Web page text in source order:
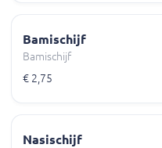
Bamischijf
Bamischijf
€ 2,75
Nasischijf